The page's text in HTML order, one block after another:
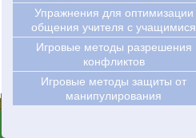
Упражнения для оптимизации
общения учителя с учащимися
Игровые методы разрешения
конфликтов
Игровые методы защиты от
манипулирования